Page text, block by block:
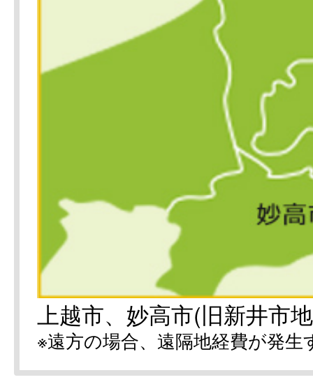
上越市、妙高市(旧新井市
※遠方の場合、遠隔地経費が発